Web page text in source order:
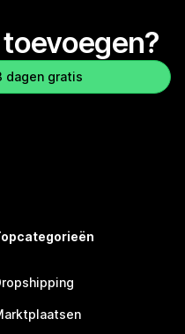
dagen gratis